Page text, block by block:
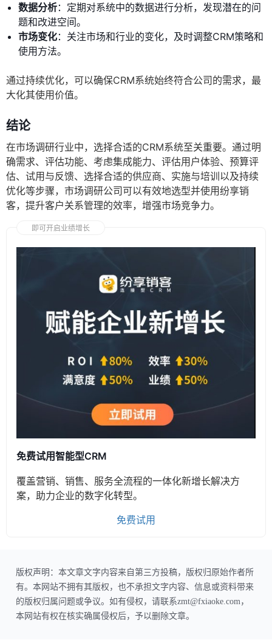
数据分析：定期对系统中的数据进行分析，发现潜在的问
题和改进空间。
市场变化：关注市场和行业的变化，及时调整CRM策略和
使用方法。
通过持续优化，可以确保CRM系统始终符合公司的需求，最
大化其使用价值。
结论
在市场调研行业中，选择合适的CRM系统至关重要。通过明
确需求、评估功能、考虑集成能力、评估用户体验、预算评
估、试用与反馈、选择合适的供应商、实施与培训以及持续
优化等步骤，市场调研公司可以有效地选型并使用纷享销
客，提升客户关系管理的效率，增强市场竞争力。
即可开启业绩增长
免费试用智能型CRM
覆盖营销、销售、服务全流程的一体化新增长解决方
案，助力企业的数字化转型。
免费试用
版权声明：本文章文字内容来自第三方投稿，版权归原始作者所
有。本网站不拥有其版权，也不承担文字内容、信息或资料带来
的版权归属问题或争议。如有侵权，请联系zmt@fxiaoke.com，
本网站有权在核实确属侵权后，予以删除文章。